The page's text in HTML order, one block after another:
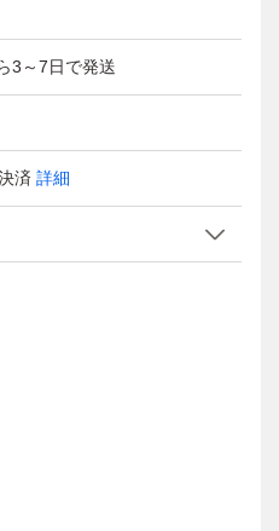
3～7日で発送
済 詳細